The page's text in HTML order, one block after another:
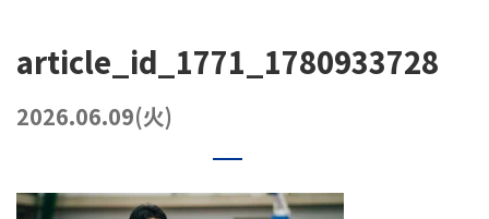
TEL.
コート利用予約
article_id_1771_1780933728
2026.06.09(火)